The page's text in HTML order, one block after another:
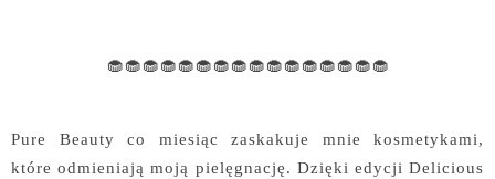
🧁🧁🧁🧁🧁🧁🧁🧁🧁🧁🧁🧁🧁🧁🧁🧁
Pure Beauty co miesiąc zaskakuje mnie kosmetykami,
które odmieniają moją pielęgnację. Dzięki edycji Delicious